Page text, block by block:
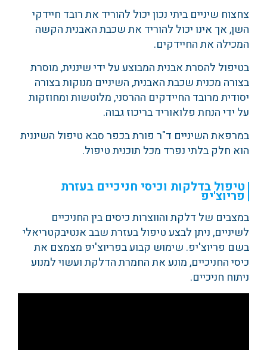
צחצוח שיניים ביתי נכון יכול להוריד את רובד חיידקי
השן, אך אינו יכול להוריד את שכבת האבנית הקשה
המכילה את החיידקים.
בטיפול להסרת אבנית המבוצע על ידי שיננית, מוסרת
בצורה מכנית שכבת האבנית, השיניים מנוקות בצורה
יסודית מרובד החיידקים ההרסני, מלוטשות ומחוזקות
על ידי הנחת פלואוריד בריכוז גבוה.
במרפאת השיניים ד"ר פורת בכפר סבא טיפול השיננית
הוא חלק בלתי נפרד מכל תוכנית טיפול.
טיפול בדלקות וכיסי חניכיים בעזרת
פריוצ'יפ
במצבים של דלקת והווצרות כיסים בין החניכיים
לשיניים, ניתן לבצע טיפול בעזרת שבב אנטיבקטריאלי
בשם פריוצ'יפ. שימוש קבוע בפריוצ'יפ מצמצם את
כיסי החניכיים, מונע את החמרת הדלקת ועשוי למנוע
ניתוח חניכיים.